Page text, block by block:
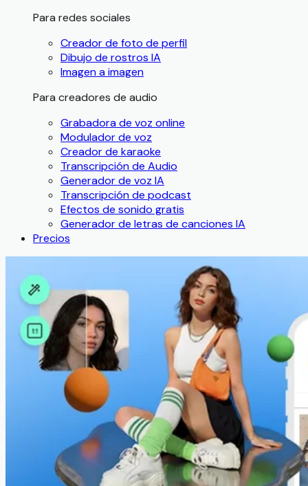
Para redes sociales
Creador de foto de perfil
Dibujo de rostros IA
Imagen a imagen
Para creadores de audio
Grabadora de voz online
Modulador de voz
Creador de karaoke
Transcripción de Audio
Generador de voz IA
Transcripción de podcast
Efectos de sonido gratis
Generador de letras de canciones IA
Precios